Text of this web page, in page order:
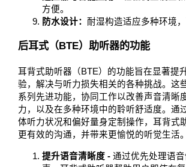
方便。
防水设计： 耐湿构造适应多种环境，
后耳式（BTE）助听器的功能
耳背式助听器（BTE）的功能旨在显著提
验，解决与听力损失相关的各种挑战。这
系列先进功能，协同工作以改善声音清晰
力，以及在多种环境中的聆听舒适度。通
体听力状况和偏好量身定制操作，耳背式
更有效的沟通，并带来更愉悦的听觉生活。
提升语音清晰度 -通过优先处理语